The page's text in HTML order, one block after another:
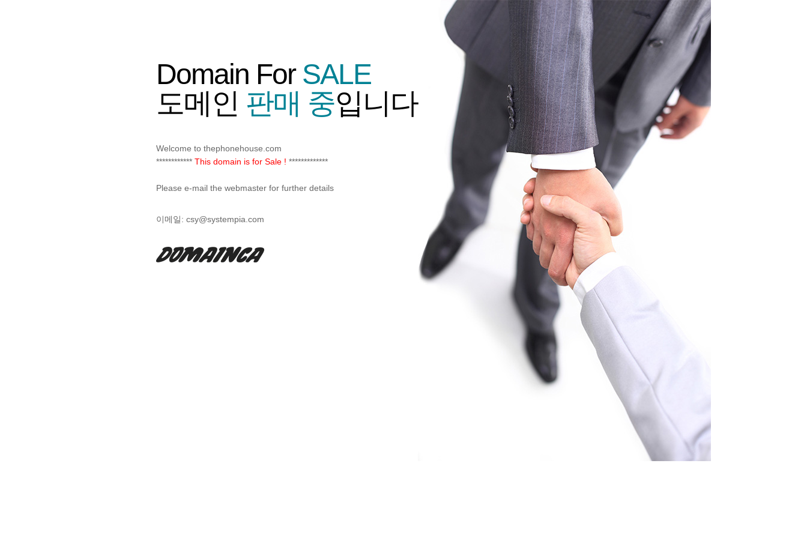
Domain For SALE
도메인 판매 중입니다
Welcome to thephonehouse.com
************ This domain is for Sale ! *************
Please e-mail the webmaster for further details
이메일: csy@systempia.com